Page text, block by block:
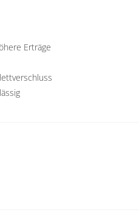
Erträge